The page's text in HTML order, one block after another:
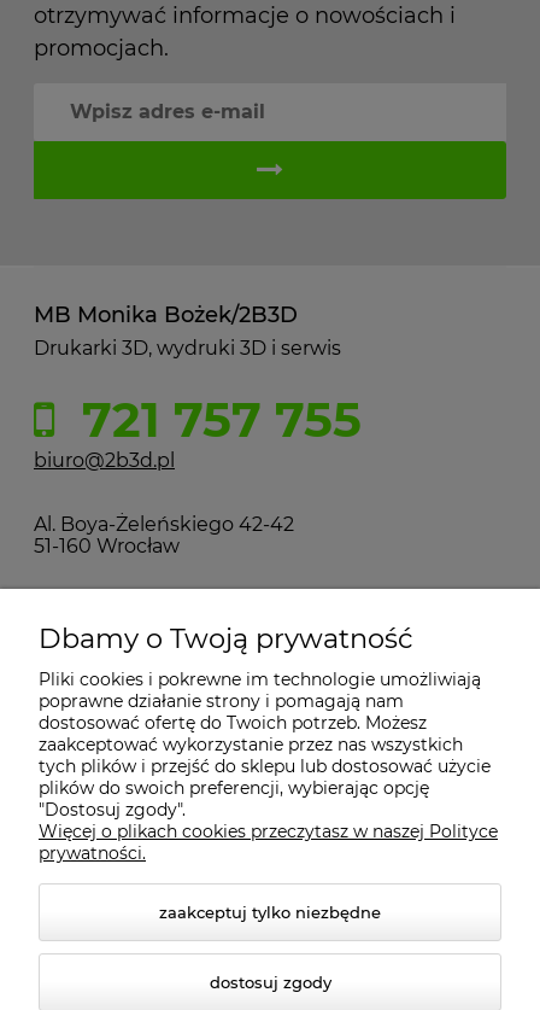
otrzymywać informacje o nowościach i
promocjach.
MB Monika Bożek/2B3D
Drukarki 3D, wydruki 3D i serwis
721 757 755
biuro@2b3d.pl
Al. Boya-Żeleńskiego 42-42
51-160 Wrocław
MOJE KONTO
PŁATNOŚCI I DOSTAWA
INFORMACJE
KONTAKT
Dbamy o Twoją prywatność
Pliki cookies i pokrewne im technologie umożliwiają
poprawne działanie strony i pomagają nam
dostosować ofertę do Twoich potrzeb. Możesz
zaakceptować wykorzystanie przez nas wszystkich
tych plików i przejść do sklepu lub dostosować użycie
plików do swoich preferencji, wybierając opcję
"Dostosuj zgody".
Więcej o plikach cookies przeczytasz w naszej Polityce
prywatności.
zaakceptuj tylko niezbędne
dostosuj zgody